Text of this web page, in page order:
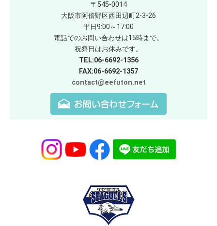
〒545-0014
大阪市阿倍野区西田辺町2-3-26
平日9:00～17:00
電話でのお問い合わせは15時まで。
祝祭日はお休みです。
TEL:06-6692-1356
FAX:06-6692-1357
contact@eefuton.net